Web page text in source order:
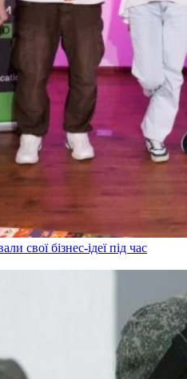
свої бізнес-ідеї під час